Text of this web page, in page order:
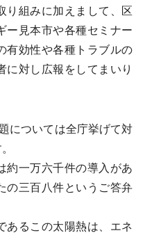
組みに加えまして、区
ー見本市や各種セミナー
有効性や各種トラブルの
に対し広報をしてまいり
については全庁挙げて対
一万六千件の導入があ
の三百八件というご答弁
るこの太陽熱は、エネ